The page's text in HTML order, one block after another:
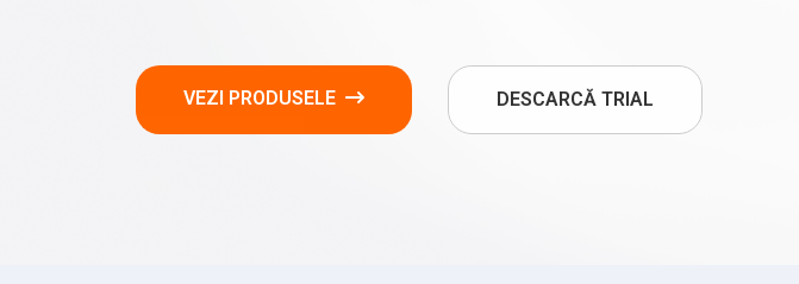
VEZI PRODUSELE DESCARCĂ TRIAL